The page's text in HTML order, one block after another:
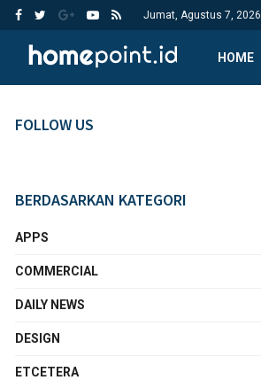
Jumat, Agustus 7, 2026
HOME
FOLLOW US
BERDASARKAN KATEGORI
APPS
COMMERCIAL
DAILY NEWS
DESIGN
ETCETERA